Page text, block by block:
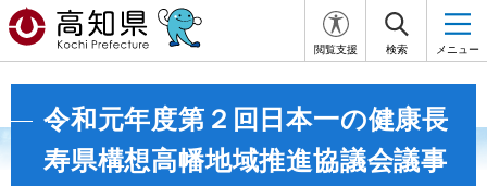
閲覧支援 検索 メニュー
令和元年度第２回日本一の健康長
寿県構想高幡地域推進協議会議事